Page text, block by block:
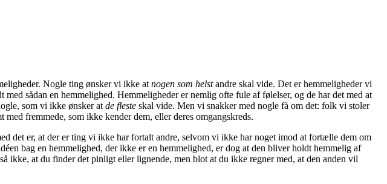
Nogle ting ønsker vi ikke at nogen som helstandre skal vide. Det er hemmeligheder vi
sådan en hemmelighed. Hemmeligheder er nemlig ofte fule af følelser, og de har det med at
som vi ikke ønsker at de fleste skal vide. Men vi snakker med nogle få om det: folk vi stoler
fremmede, som ikke kender dem, eller deres omgangskreds.
det er, at der er ting vi ikke har fortalt andre, selvom vi ikke har noget imod at fortælle dem om
bag en hemmelighed, der ikke er en hemmelighed, er dog at den bliver holdt hemmelig af
ikke, at du finder det pinligt eller lignende, men blot at du ikke regner med, at den anden vil